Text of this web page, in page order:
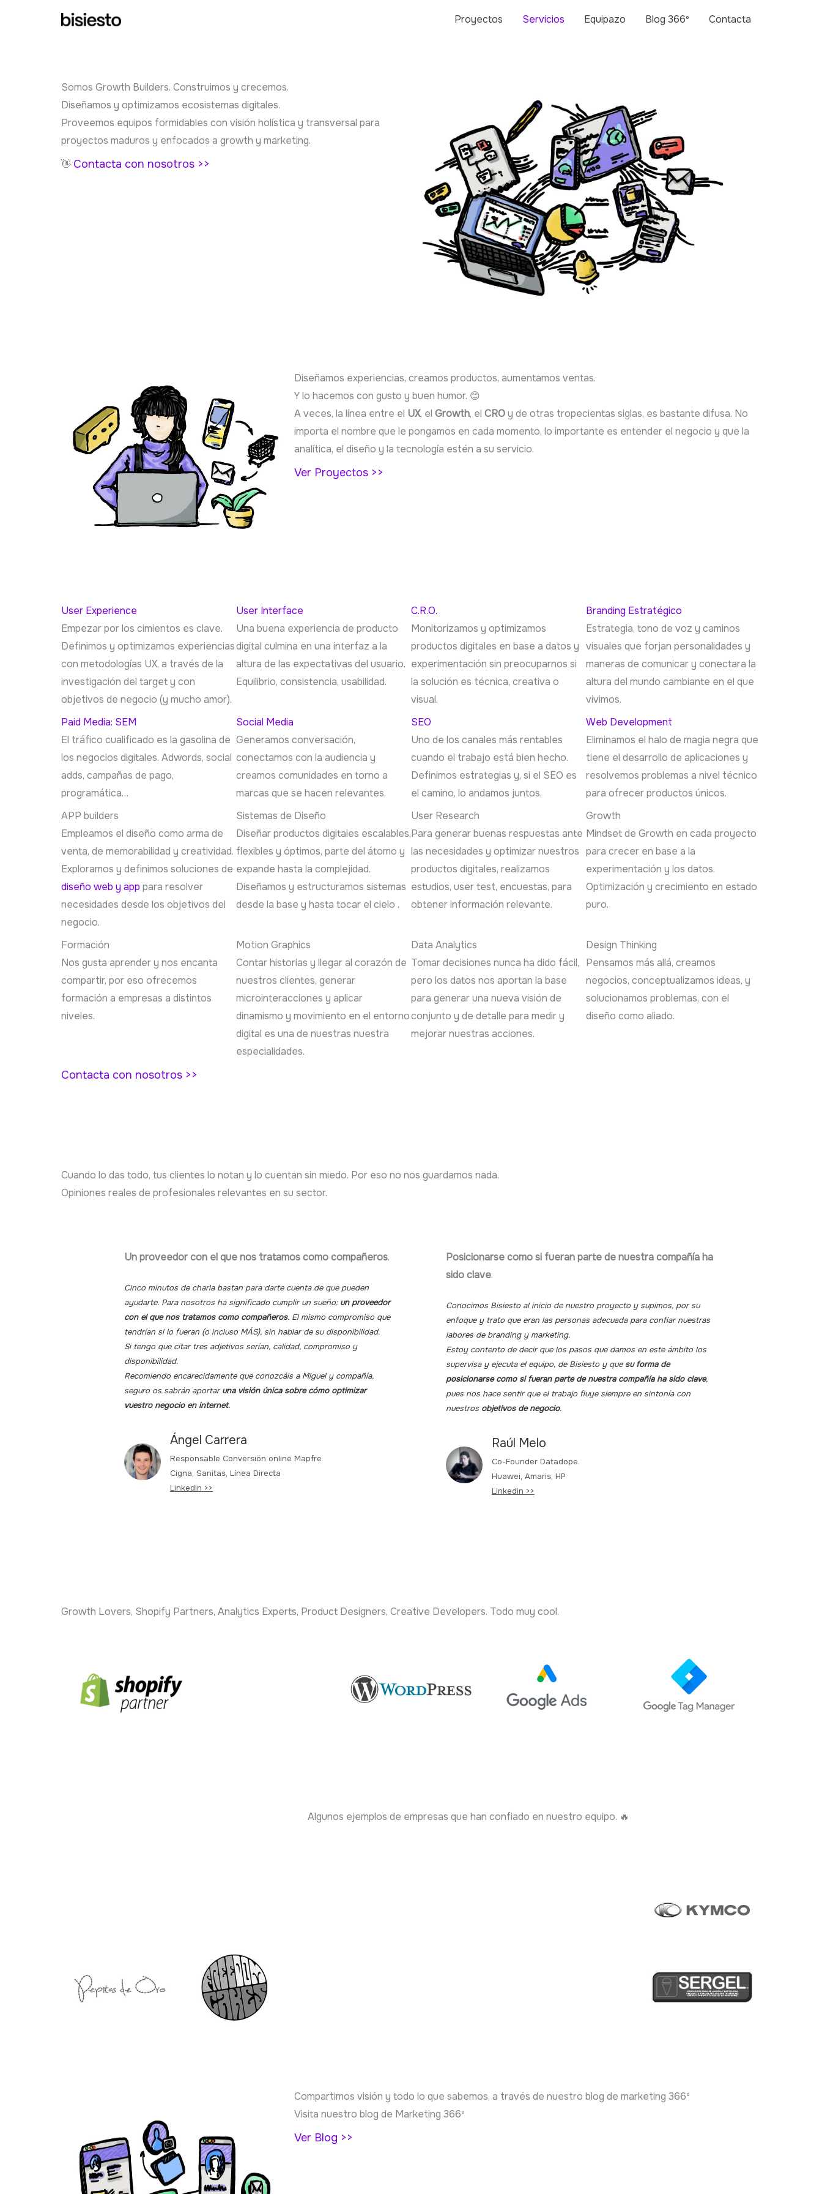
Proyectos Servicios Equipazo Blog 366º Contacta
Somos Growth Builders. Construimos y crecemos.
Diseñamos y optimizamos ecosistemas digitales.
Proveemos equipos formidables con visión holística y transversal para
proyectos maduros y enfocados a growth y marketing.
👋 Contacta con nosotros >>
Diseñamos experiencias, creamos productos, aumentamos ventas.
Y lo hacemos con gusto y buen humor. 😊
A veces, la línea entre el UX, elGrowth, elCROy de otras tropecientas siglas, es bastante difusa. No
importa el nombre que le pongamos en cada momento, lo importante es entender el negocio y que la
analítica, el diseño y la tecnología estén a su servicio.
Ver Proyectos >>
User Experience
Empezar por los cimientos es clave.
Definimos y optimizamos experiencias
con metodologías UX, a través de la
investigación del target y con
objetivos de negocio (y mucho amor).
User Interface
Una buena experiencia de producto
digital culmina en una interfaz a la
altura de las expectativas del usuario.
Equilibrio, consistencia, usabilidad.
C.R.O.
Monitorizamos y optimizamos
productos digitales en base a datos y
experimentación sin preocuparnos si
la solución es técnica, creativa o
visual.
Branding Estratégico
Estrategia, tono de voz y caminos
visuales que forjan personalidades y
maneras de comunicar y conectara la
altura del mundo cambiante en el que
vivimos.
Paid Media: SEM
El tráfico cualificado es la gasolina de
los negocios digitales. Adwords, social
adds, campañas de pago,
programática…
Social Media
Generamos conversación,
conectamos con la audiencia y
creamos comunidades en torno a
marcas que se hacen relevantes.
SEO
Uno de los canales más rentables
cuando el trabajo está bien hecho.
Definimos estrategias y, si el SEO es
el camino, lo andamos juntos.
Web Development
Eliminamos el halo de magia negra que
tiene el desarrollo de aplicaciones y
resolvemos problemas a nivel técnico
para ofrecer productos únicos.
APP builders
Empleamos el diseño como arma de
venta, de memorabilidad y creatividad.
Exploramos y definimos soluciones de
diseño web y app para resolver
necesidades desde los objetivos del
negocio.
Sistemas de Diseño
Diseñar productos digitales escalables,
flexibles y óptimos, parte del átomo y
expande hasta la complejidad.
Diseñamos y estructuramos sistemas
desde la base y hasta tocar el cielo .
User Research
Para generar buenas respuestas ante
las necesidades y optimizar nuestros
productos digitales, realizamos
estudios, user test, encuestas, para
obtener información relevante.
Growth
Mindset de Growth en cada proyecto
para crecer en base a la
experimentación y los datos.
Optimización y crecimiento en estado
puro.
Formación
Nos gusta aprender y nos encanta
compartir, por eso ofrecemos
formación a empresas a distintos
niveles.
Motion Graphics
Contar historias y llegar al corazón de
nuestros clientes, generar
microinteracciones y aplicar
dinamismo y movimiento en el entorno
digital es una de nuestras nuestra
especialidades.
Data Analytics
Tomar decisiones nunca ha dido fácil,
pero los datos nos aportan la base
para generar una nueva visión de
conjunto y de detalle para medir y
mejorar nuestras acciones.
Design Thinking
Pensamos más allá, creamos
negocios, conceptualizamos ideas, y
solucionamos problemas, con el
diseño como aliado.
Contacta con nosotros >>
Cuando lo das todo, tus clientes lo notan y lo cuentan sin miedo. Por eso no nos guardamos nada.
Opiniones reales de profesionales relevantes en su sector.
Un proveedor con el que nos tratamos como compañeros.
Cinco minutos de charla bastan para darte cuenta de que pueden
ayudarte. Para nosotros ha significado cumplir un sueño: un proveedor
con el que nos tratamos como compañeros. El mismo compromiso que
tendrían si lo fueran (o incluso MÁS), sin hablar de su disponibilidad.
Si tengo que citar tres adjetivos serían, calidad, compromiso y
disponibilidad.
Recomiendo encarecidamente que conozcáis a Miguel y compañía,
seguro os sabrán aportaruna visión única sobre cómo optimizar
vuestro negocio en internet.
Ángel Carrera
Responsable Conversión online Mapfre
Cigna, Sanitas, Línea Directa
Linkedin >>
Posicionarse como si fueran parte de nuestra compañía ha
sido clave.
Conocimos Bisiesto al inicio de nuestro proyecto y supimos, por su
enfoque y trato que eran las personas adecuada para confiar nuestras
labores de branding y marketing.
Estoy contento de decir que los pasos que damos en este ámbito los
supervisa y ejecuta el equipo, de Bisiesto y que su forma de
posicionarse como si fueran parte de nuestra compañía ha sido clave,
pues nos hace sentir que el trabajo fluye siempre en sintonía con
nuestros objetivos de negocio.
Raúl Melo
Co-Founder Datadope.
Huawei, Amaris, HP
Linkedin >>
Growth Lovers, Shopify Partners, Analytics Experts, Product Designers, Creative Developers. Todo muy cool.
Algunos ejemplos de empresas que han confiado en nuestro equipo. 🔥
Compartimos visión y todo lo que sabemos, a través de nuestro blog de marketing 366º
Visita nuestro blog de Marketing 366º
Ver Blog >>